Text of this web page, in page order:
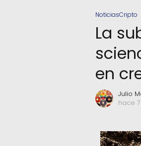
NoticiasCripto
La
en
Julio
hace